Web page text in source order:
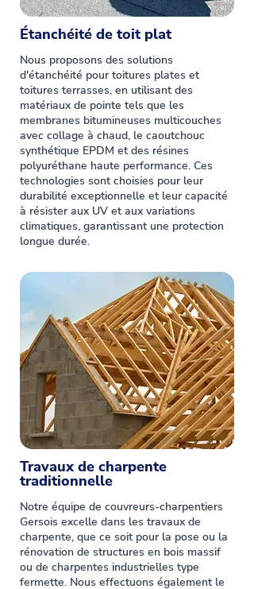
Étanchéité de toit plat
Nous proposons des solutions
d'étanchéité pour toitures plates et
toitures terrasses, en utilisant des
matériaux de pointe tels que les
membranes bitumineuses multicouches
avec collage à chaud, le caoutchouc
synthétique EPDM et des résines
polyuréthane haute performance. Ces
technologies sont choisies pour leur
durabilité exceptionnelle et leur capacité
à résister aux UV et aux variations
climatiques, garantissant une protection
longue durée.
Travaux de charpente
traditionnelle
Notre équipe de couvreurs-charpentiers
Gersois excelle dans les travaux de
charpente, que ce soit pour la pose ou la
rénovation de structures en bois massif
ou de charpentes industrielles type
fermette. Nous effectuons également le